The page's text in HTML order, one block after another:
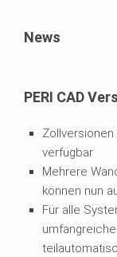
News
PERI CAD
Zollversionen
verfügbar
Mehrere
können nun
Für alle